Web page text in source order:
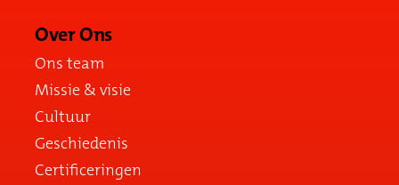
Over Ons
Ons team
Missie & visie
Cultuur
Geschiedenis
Certificeringen